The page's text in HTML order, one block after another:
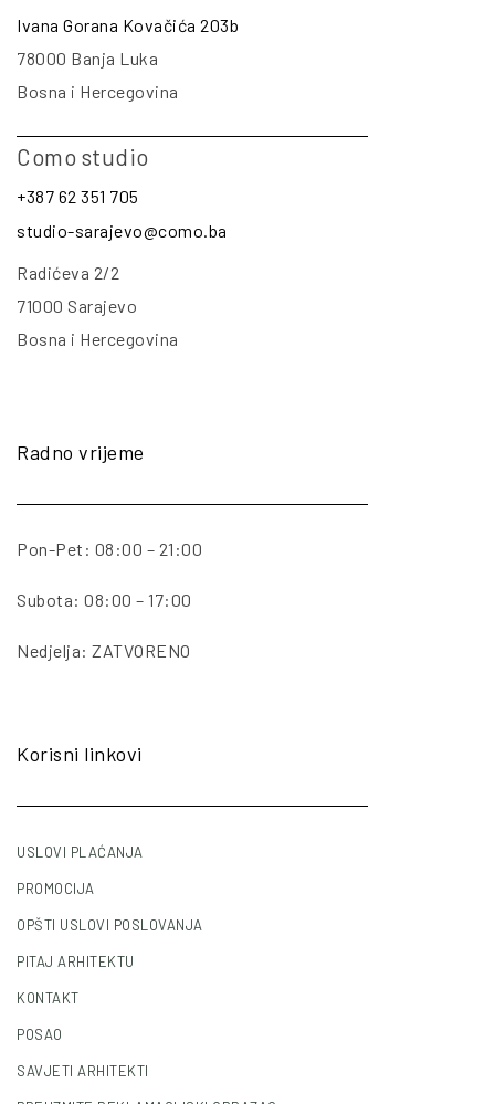
Ivana Gorana Kovačića 203b
78000 Banja Luka
Bosna i Hercegovina
Como studio
+387 62 351 705
studio-sarajevo@como.ba
Radićeva 2/2
71000 Sarajevo
Bosna i Hercegovina
Radno vrijeme
Pon-Pet: 08:00 – 21:00
Subota: 08:00 – 17:00
Nedjelja: ZATVORENO
Korisni linkovi
USLOVI PLAĆANJA
PROMOCIJA
OPŠTI USLOVI POSLOVANJA
PITAJ ARHITEKTU
KONTAKT
POSAO
SAVJETI ARHITEKTI